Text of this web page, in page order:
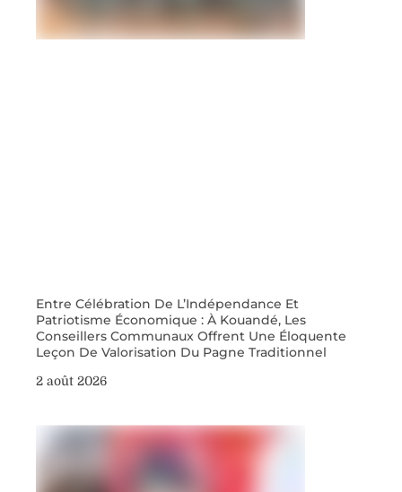
Entre Célébration De L’Indépendance Et
Patriotisme Économique : À Kouandé, Les
Conseillers Communaux Offrent Une Éloquente
Leçon De Valorisation Du Pagne Traditionnel
2 août 2026